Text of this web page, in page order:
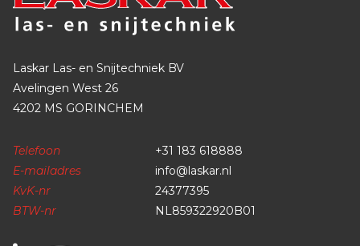
Laskar Las- en Snijtechniek BV
Avelingen West 26
4202 MS GORINCHEM
Telefoon
+31 183 618888
E-mailadres
info@laskar.nl
KvK-nr
24377395
BTW-nr
NL859322920B01